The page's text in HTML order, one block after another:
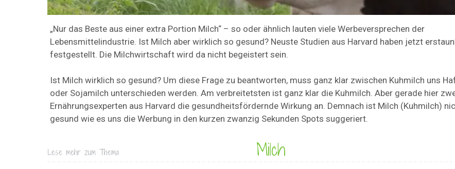
„Nur das Beste aus einer extra Portion Milch“ – so oder ähnlich lauten viele Werbeversprechen der
Lebensmittelindustrie. Ist Milch aber wirklich so gesund? Neuste Studien aus Harvard haben jetzt
festgestellt. Die Milchwirtschaft wird da nicht begeistert sein.
Ist Milch wirklich so gesund? Um diese Frage zu beantworten, muss ganz klar zwischen Kuhmilch uns
oder Sojamilch unterschieden werden. Am verbreitetsten ist ganz klar die Kuhmilch. Aber gerade hier
Ernährungsexperten aus Harvard die gesundheitsfördernde Wirkung an. Demnach ist Milch (Kuhmilch)
gesund wie es uns die Werbung in den kurzen zwanzig Sekunden Spots suggeriert.
Lese mehr zum Thema Milch